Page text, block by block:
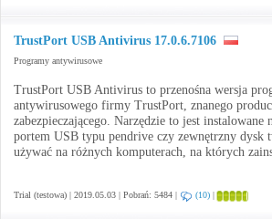
TrustPort USB Antivirus 17.0.6.7106
Programy antywirusowe
TrustPort USB Antivirus to przenośna wersja
antywirusowego firmy TrustPort, znanego
zabezpieczającego. Narzędzie to jest instalowane
portem USB typu pendrive czy zewnętrzny dysk
używać na różnych komputerach, na których
Trial (testowa) | 2019.05.03 | Pobrań: 5484 | (10) |